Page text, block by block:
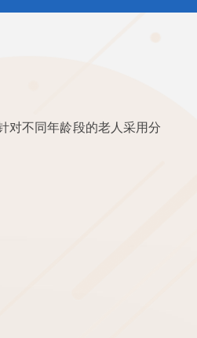
对不同年龄段的老人采用分